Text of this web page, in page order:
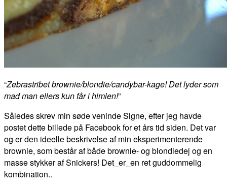
“Zebrastribet brownie/blondie/candybar-kage! Det lyder som
mad man ellers kun får i himlen!”
Således skrev min søde veninde Signe, efter jeg havde
postet dette billede på Facebook for et års tid siden. Det var
og er den ideelle beskrivelse af min eksperimenterende
brownie, som består af både brownie- og blondiedej og en
masse stykker af Snickers! Det_er_en ret guddommelig
kombination..